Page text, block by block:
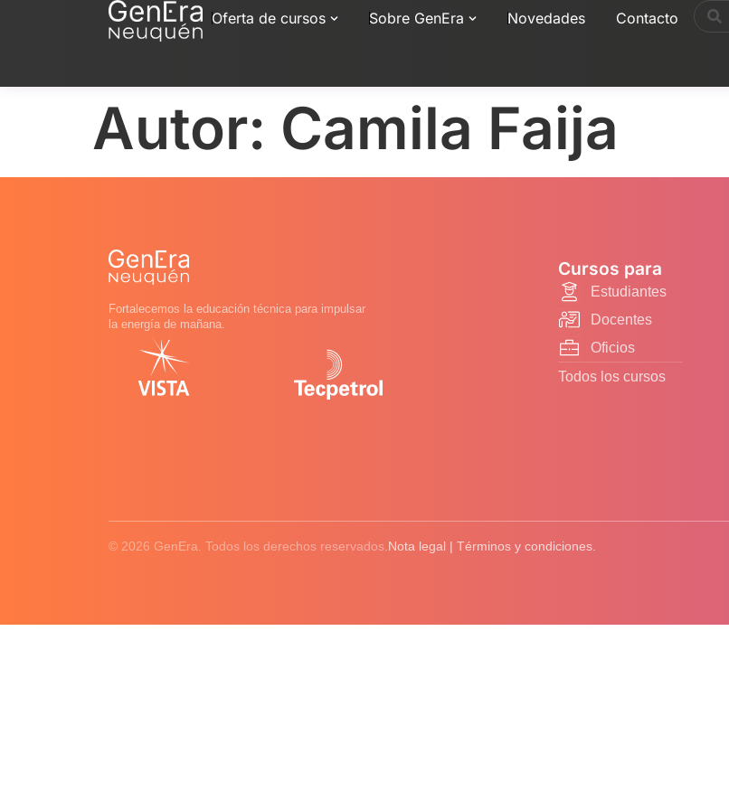
Oferta de cursos Sobre GenEra Novedades Contacto
Autor: Camila Faija
Fortalecemos la educación técnica para impulsar
la energía de mañana.
Cursos para
Estudiantes
Docentes
Oficios
Todos los cursos
© 2026 GenEra. Todos los derechos reservados. Nota legal | Términos y condiciones.